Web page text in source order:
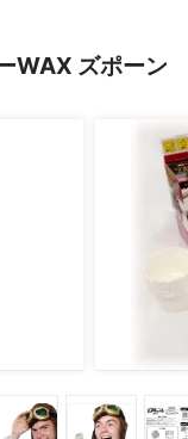
WAX ズポーン